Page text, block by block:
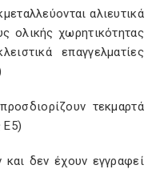
αλιευτικά
ολικής χωρητικότητας
επαγγελματίες
τεκμαρτά
Ε5)
δεν έχουν εγγραφεί